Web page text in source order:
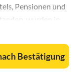
Pensionen und
wurden in
Zinnowitz
von Kiefern- und
des sanft
ist der 3 km
Bestätigung